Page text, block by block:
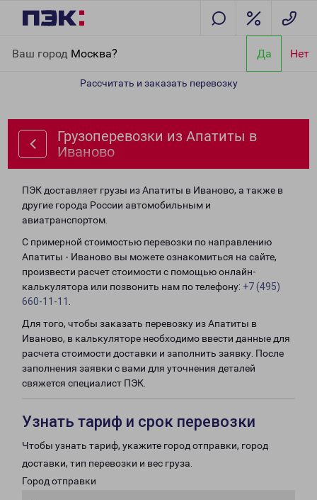
Ваш город Москва? Да Нет
Рассчитать и заказать перевозку
Грузоперевозки из Апатиты в
Иваново
ПЭК доставляет грузы из Апатиты в Иваново, а также в
другие города России автомобильным и
авиатранспортом.
С примерной стоимостью перевозки по направлению
Апатиты - Иваново вы можете ознакомиться на сайте,
произвести расчет стоимости с помощью онлайн-
калькулятора или позвонить нам по телефону: +7 (495)
660-11-11
Для того, чтобы заказать перевозку из Апатиты в
Иваново, в калькуляторе необходимо ввести данные для
расчета стоимости доставки и заполнить заявку. После
заполнения заявки с вами для уточнения деталей
свяжется специалист ПЭК.
Узнать тариф и срок перевозки
Чтобы узнать тариф, укажите город отправки, город
доставки, тип перевозки и вес груза.
Город отправки